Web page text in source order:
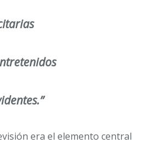
era el elemento central